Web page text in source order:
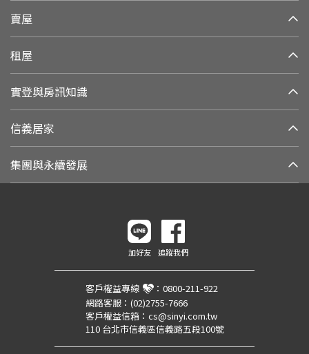
賣屋
租屋
實登與房訊知識
信義居家
集團與永續發展
加好友 追蹤我們
客戶權益專線 ： 0800-211-922
網路客服： (02)2755-7666
客戶權益信箱： cs@sinyi.com.tw
110 台北市信義區信義路五段100號